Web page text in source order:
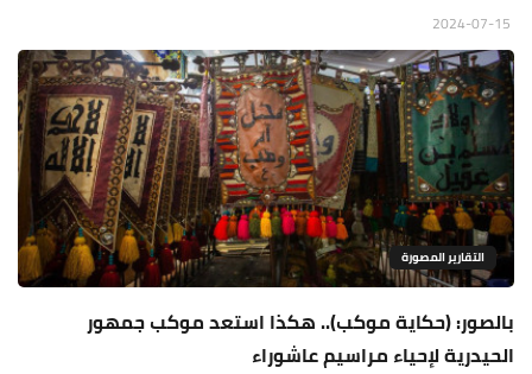
التقارير المصورة
بالصور: (حكاية موكب).. هكذا استعد موكب جمهور
الحيدرية لإحياء مراسيم عاشوراء